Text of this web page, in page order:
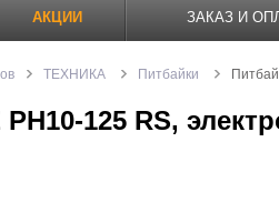
АКЦИИ ЗАКАЗ И
ТЕХНИКА Питбайки
125 RS,